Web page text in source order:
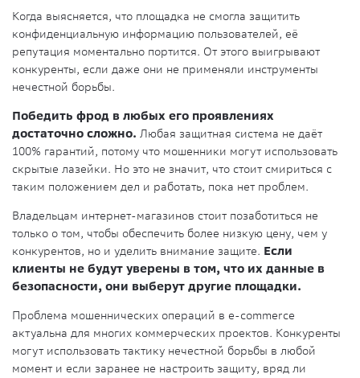
Когда выясняется, что площадка не смогла защитить
конфиденциальную информацию пользователей, её
репутация моментально портится. От этого выигрывают
конкуренты, если даже они не применяли инструменты
нечестной борьбы.
Победить фрод в любых его проявлениях
достаточно сложно. Любая защитная система не даёт
100% гарантий, потому что мошенники могут использовать
скрытые лазейки. Но это не значит, что стоит смириться с
таким положением дел и работать, пока нет проблем.
Владельцам интернет-магазинов стоит позаботиться не
только о том, чтобы обеспечить более низкую цену, чем у
конкурентов, но и уделить внимание защите. Если
клиенты не будут уверены в том, что их данные в
безопасности, они выберут другие площадки.
Проблема мошеннических операций в e-commerce
актуальна для многих коммерческих проектов. Конкуренты
могут использовать тактику нечестной борьбы в любой
момент и если заранее не настроить защиту, вряд ли